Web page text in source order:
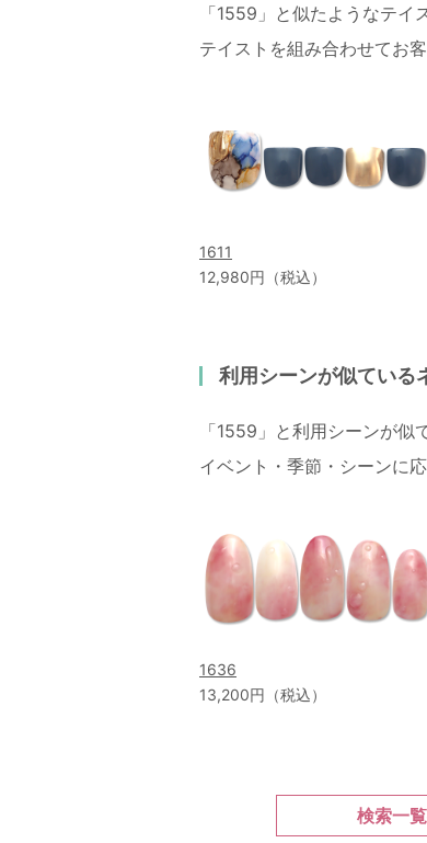
「1559」と似たようなテイ
テイストを組み合わせてお
1611
12,980円（税込）
利用シーンが似ている
「1559」と利用シーンが似
イベント・季節・シーンに
1636
13,200円（税込）
検索一